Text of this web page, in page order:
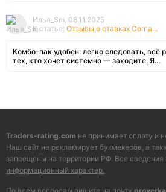
Илья_Sm, 08.11.2025
К статье: Отзывы о ставках Corna...
Комбо-пак удобен: легко следовать, всё
тех, кто хочет системно — заходите. Я...
Traders-rating.com не принимает оплату и
Наш сайт не рекламирует букмекеров, а
запрещены на территории РФ. Все сведения
информационный характер.